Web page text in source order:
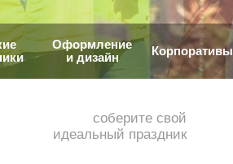
Оформление
и дизайн
Корпоративы
соберите свой
идеальный праздник